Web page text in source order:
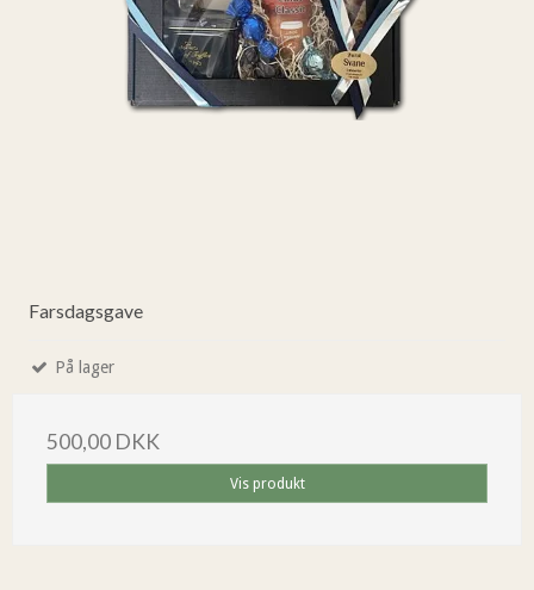
Farsdagsgave
På lager
500,00 DKK
Vis produkt